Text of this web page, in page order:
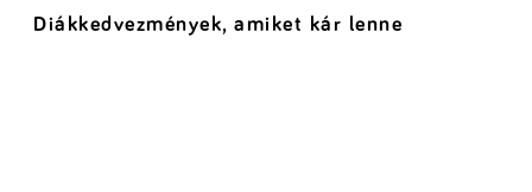
Diákkedvezmények, amiket kár lenne